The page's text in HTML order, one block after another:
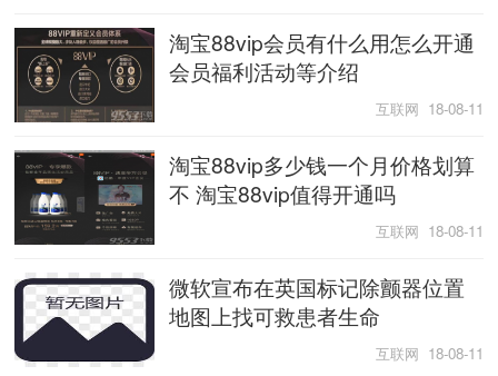
淘宝88vip会员有什么用怎么开通
会员福利活动等介绍
互联网 18-08-11
淘宝88vip多少钱一个月价格划算
不 淘宝88vip值得开通吗
互联网 18-08-11
微软宣布在英国标记除颤器位置
地图上找可救患者生命
互联网 18-08-11